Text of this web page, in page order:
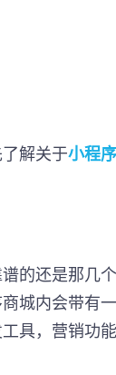
解关于小程
的还是那几
城内会带有
具，营销功